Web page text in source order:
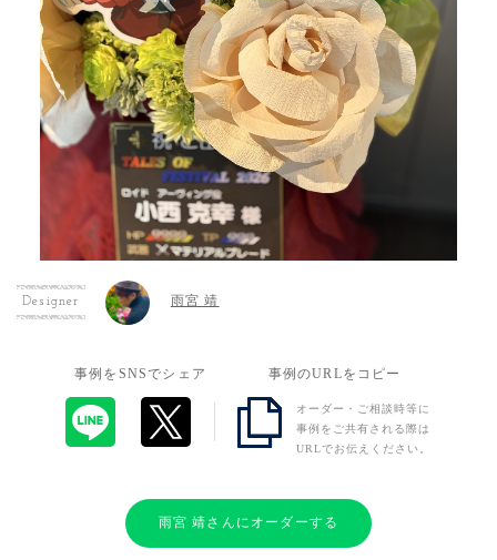
Designer 雨宮 靖
事例をSNSでシェア 事例のURLをコピー
オーダー・ご相談時等に
事例をご共有される際は
URLでお伝えください。
雨宮 靖さんにオーダーする